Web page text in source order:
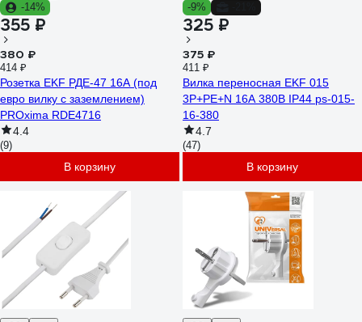
-14%
355 ₽
380 ₽
414 ₽
Розетка EKF РДЕ-47 16А (под
евро вилку с заземлением)
PROxima RDE4716
4.4
(9)
В корзину
-9%
325 ₽
375 ₽
411 ₽
Вилка переносная EKF 015
3Р+РЕ+N 16А 380В IP44 ps-015-
16-380
4.7
(47)
В корзину